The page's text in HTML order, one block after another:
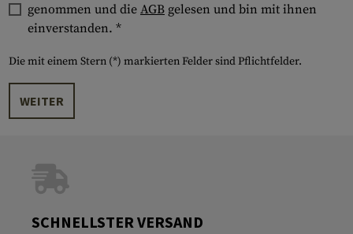
genommen und die AGB gelesen und bin mit ihnen
einverstanden. *
Die mit einem Stern (*) markierten Felder sind Pflichtfelder.
WEITER
SCHNELLSTER VERSAND